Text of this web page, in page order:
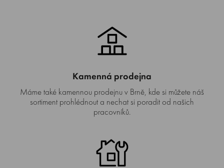
Kamenná prodejna
Máme také kamennou prodejnu v Brně, kde si můžete náš
sortiment prohlédnout a nechat si poradit od našich
pracovníků.